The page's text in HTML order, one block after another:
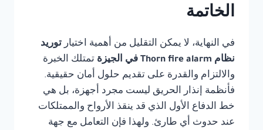
الخاتمة
في النهاية، لا يمكن التقليل من أهمية اختيار توريد
نظام Thorn fire alarm في الجيزة
تمتلك الخبرة
والالتزام والقدرة على تقديم حلول أمان حقيقية.
فأنظمة إنذار الحريق ليست مجرد أجهزة، بل هي
خط الدفاع الأول الذي قد ينقذ الأرواح والممتلكات
عند حدوث أي طارئ. ولهذا فإن التعامل مع جهة